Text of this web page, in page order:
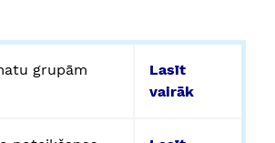
grupām
Lasīt
vairāk